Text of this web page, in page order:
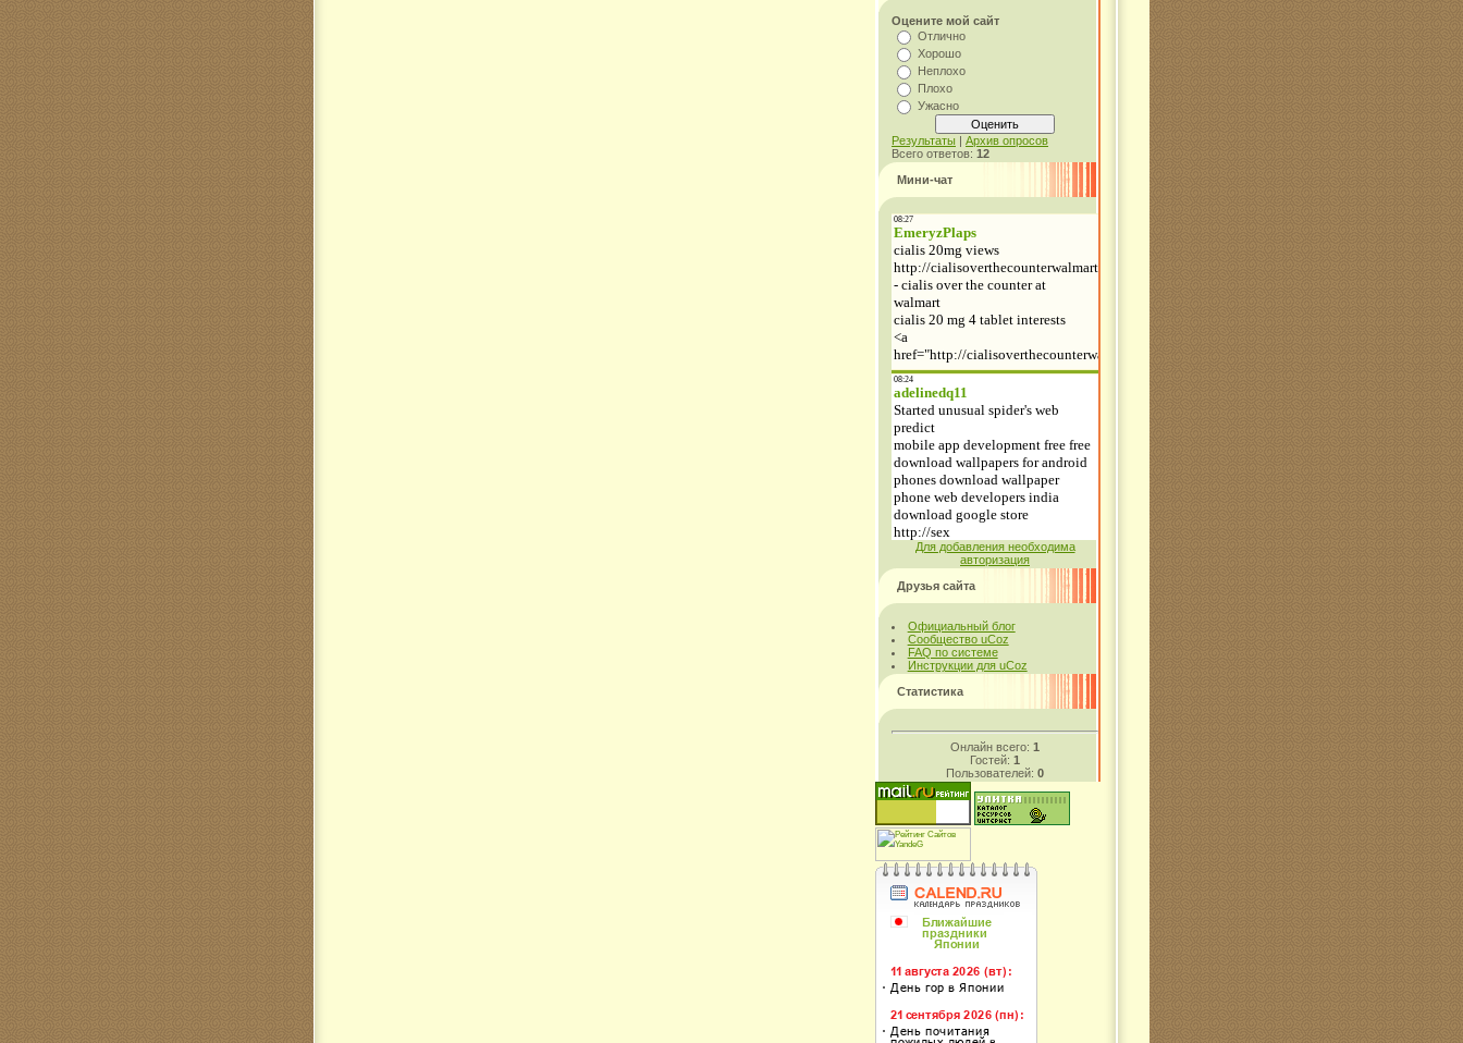
Оцените мой сайт
Отлично
Хорошо
Неплохо
Плохо
Ужасно
Результаты | Архив опросов
Всего ответов: 12
Мини-чат
Для добавления необходима
авторизация
Друзья сайта
Официальный блог
Сообщество uCoz
FAQ по системе
Инструкции для uCoz
Статистика
Онлайн всего: 1
Гостей: 1
Пользователей: 0